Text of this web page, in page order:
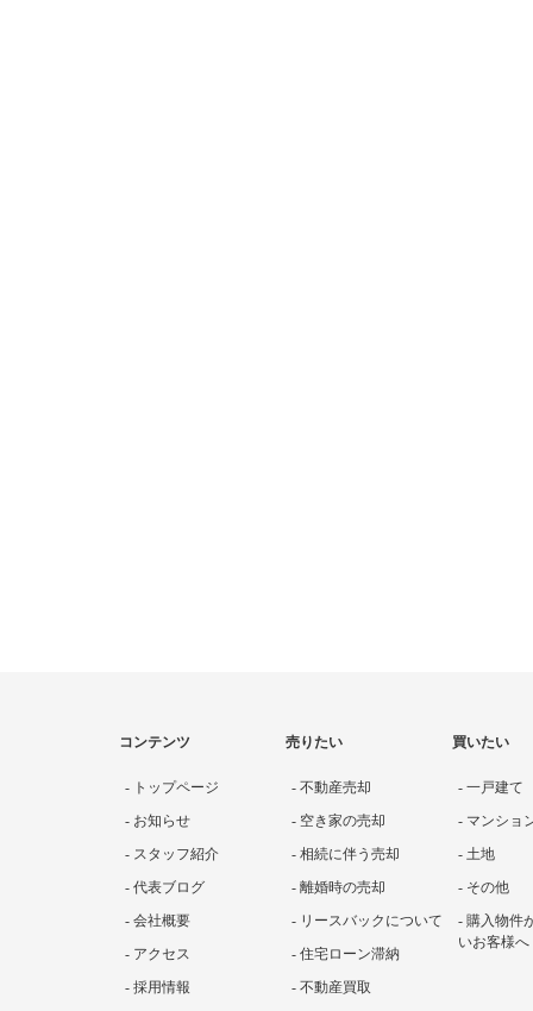
コンテンツ
- トップページ
- お知らせ
- スタッフ紹介
- 代表ブログ
- 会社概要
- アクセス
- 採用情報
売りたい
- 不動産売却
- 空き家の売却
- 相続に伴う売却
- 離婚時の売却
- リースバックについて
- 住宅ローン滞納
- 不動産買取
買いたい
- 一戸建て
- マンショ
- 土地
- その他
- 購入物件
いお客様へ